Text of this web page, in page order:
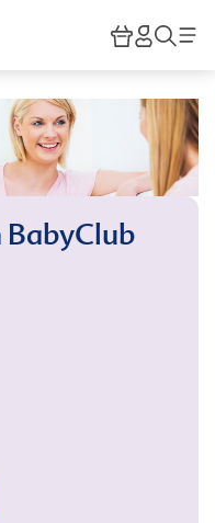
HiPP
BabyClub